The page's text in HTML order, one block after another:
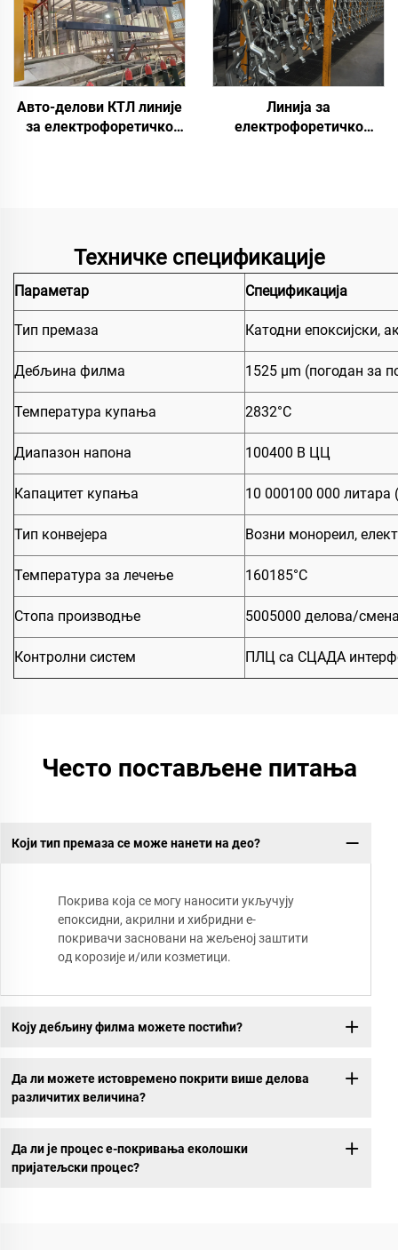
Авто-делови КТЛ линије
за електрофоретичко
Линија за
електрофоретичко
Техничке спецификације
Параметар Спецификација
Тип премаза Катодни епоксијски,
Дебљина филма 1525 μm (погодан за
Температура купања 2832°C
Диапазон напона 100400 В ЦЦ
Капацитет купања 10 000100 000 литара
Тип конвејера Возни монореил,
Температура за лечење 160185°C
Стопа производње 5005000 делова/
Контролни систем ПЛЦ са СЦАДА
Често постављене питања
Који тип премаза се може нанети на део?
Покрива која се могу наносити укључују
епоксидни, акрилни и хибридни е-
покривачи засновани на жељеној заштити
од корозије и/или козметици.
Коју дебљину филма можете постићи?
Да ли можете истовремено покрити више делова
различитих величина?
Да ли је процес е-покривања еколошки
пријатељски процес?